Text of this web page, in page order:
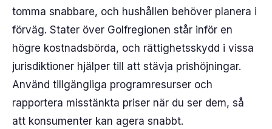
tomma snabbare, och hushållen behöver planera i
förväg. Stater över Golfregionen står inför en
högre kostnadsbörda, och rättighetsskydd i vissa
jurisdiktioner hjälper till att stävja prishöjningar.
Använd tillgängliga programresurser och
rapportera misstänkta priser när du ser dem, så
att konsumenter kan agera snabbt.